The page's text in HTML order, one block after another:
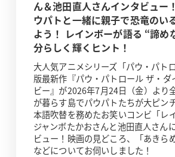
ん＆池田直人さんインタビュー
ウパトと一緒に親子で恐竜のい
よう！ レインボーが語る “諦め
分らしく輝くヒント！
大人気アニメシリーズ「パウ・パト
版最新作『パウ・パトロール ザ・ダ
ビー』が2026年7月24日（金）より
が暮らす島でパウパトたちが大ピン
本語吹替を務めたお笑いコンビ「レ
ジャンボたかおさんと池田直人さん
ビュー！映画の見どころ、「あきら
などについてお伺いしました！